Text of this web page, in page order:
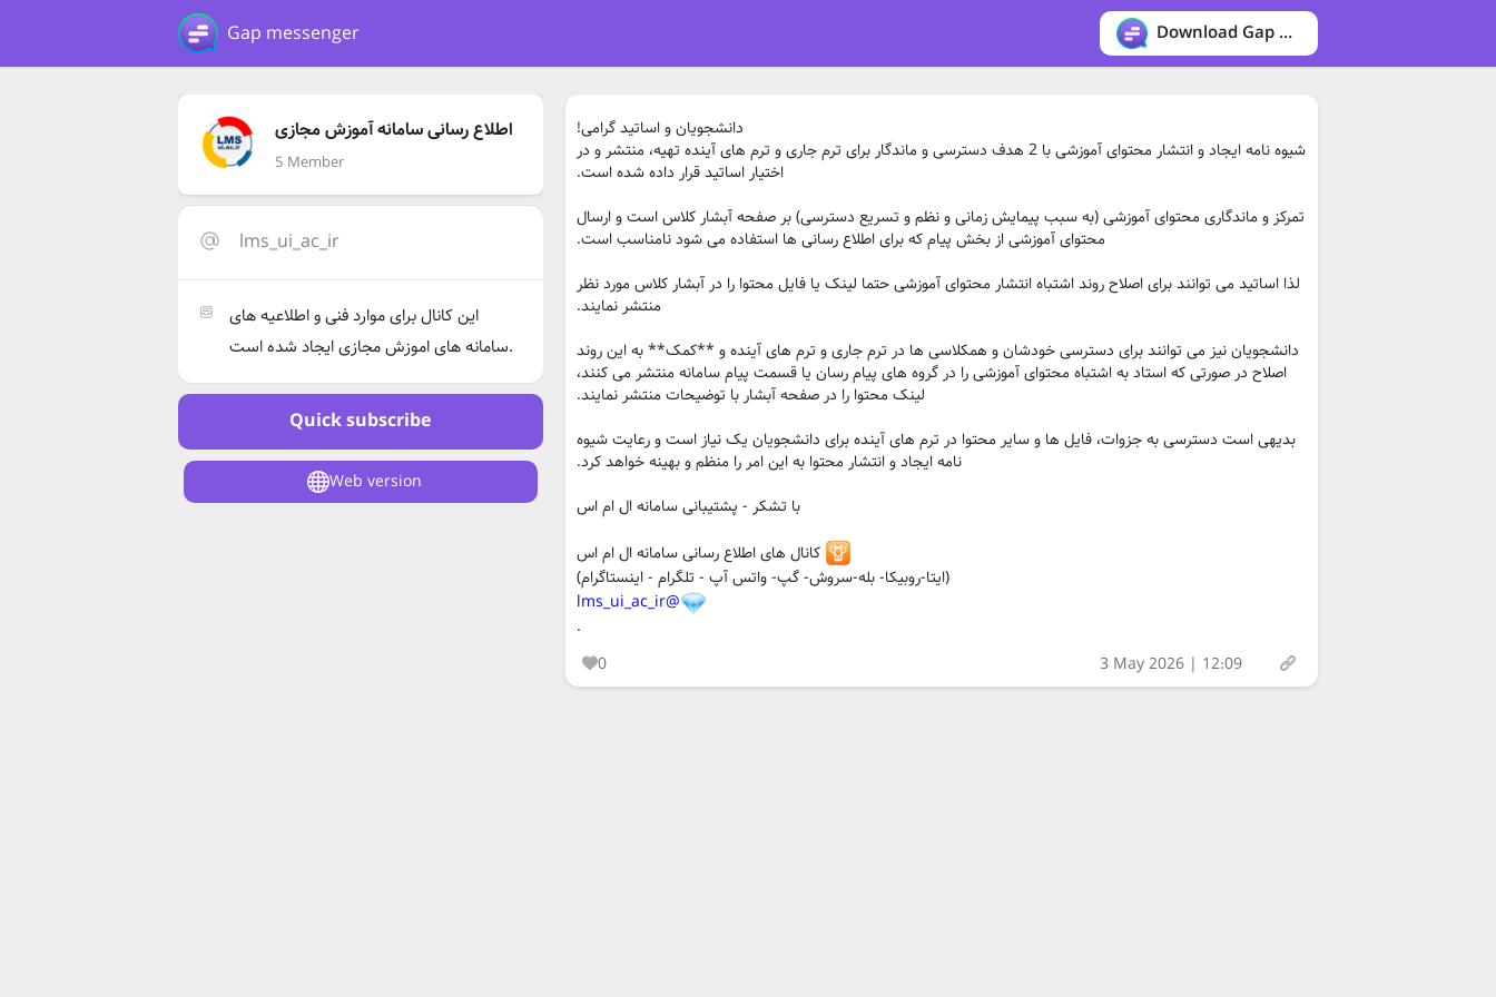
Gap messenger Download Gap messenger
اطلاع رسانی سامانه آموزش مجازی
5 Member
lms_ui_ac_ir
این کانال برای موارد فنی و اطلاعیه های
سامانه های اموزش مجازی ایجاد شده است.
Quick subscribe
Web version
دانشجویان و اساتید گرامی!
شیوه نامه ایجاد و انتشار محتوای آموزشی با 2 هدف دسترسی و ماندگار برای ترم جاری و ترم های آینده تهیه، منتشر و در
اختیار اساتید قرار داده شده است.
تمرکز و ماندگاری محتوای آموزشی (به سبب پیمایش زمانی و نظم و تسریع دسترسی) بر صفحه آبشار کلاس است و ارسال
محتوای آموزشی از بخش پیام که برای اطلاع رسانی ها استفاده می شود نامناسب است.
لذا اساتید می توانند برای اصلاح روند اشتباه انتشار محتوای آموزشی حتما لینک یا فایل محتوا را در آبشار کلاس مورد نظر
منتشر نمایند.
دانشجویان نیز می توانند برای دسترسی خودشان و همکلاسی ها در ترم جاری و ترم های آینده و **کمک** به این روند
اصلاح در صورتی که استاد به اشتباه محتوای آموزشی را در گروه های پیام رسان یا قسمت پیام سامانه منتشر می کنند،
لینک محتوا را در صفحه آبشار با توضیحات منتشر نمایند.
بدیهی است دسترسی به جزوات، فایل ها و سایر محتوا در ترم های آینده برای دانشجویان یک نیاز است و رعایت شیوه
نامه ایجاد و انتشار محتوا به این امر را منظم و بهینه خواهد کرد.
با تشکر - پشتیبانی سامانه ال ام اس
کانال های اطلاع رسانی سامانه ال ام اس
(ایتا-روبیکا- بله-سروش- گپ- واتس آپ - تلگرام - اینستاگرام)
@lms_ui_ac_ir
.
0
3 May 2026 | 12:09